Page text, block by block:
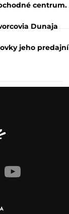
centrum.
Dunaja
jeho predajní